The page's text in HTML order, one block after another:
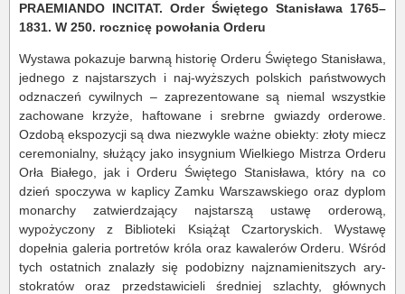
PRAEMIANDO INCITAT. Order Świętego Stanisława 1765–
1831. W 250. rocznicę powołania Orderu
Wystawa pokazuje barwną historię Orderu Świętego Stanisława,
jednego z najstarszych i naj-wyższych polskich państwowych
odznaczeń cywilnych – zaprezentowane są niemal wszystkie
zachowane krzyże, haftowane i srebrne gwiazdy orderowe.
Ozdobą ekspozycji są dwa niezwykle ważne obiekty: złoty miecz
ceremonialny, służący jako insygnium Wielkiego Mistrza Orderu
Orła Białego, jak i Orderu Świętego Stanisława, który na co
dzień spoczywa w kaplicy Zamku Warszawskiego oraz dyplom
monarchy zatwierdzający najstarszą ustawę orderową,
wypożyczony z Biblioteki Książąt Czartoryskich. Wystawę
dopełnia galeria portretów króla oraz kawalerów Orderu. Wśród
tych ostatnich znalazły się podobizny najznamienitszych ary-
stokratów oraz przedstawicieli średniej szlachty, głównych